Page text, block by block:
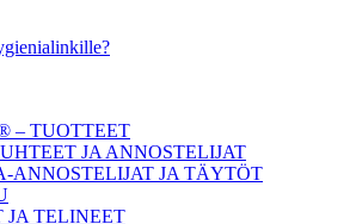
– TUOTTEET
JA ANNOSTELIJAT
ANNOSTELIJAT JA TÄYTÖT
JA TELINEET